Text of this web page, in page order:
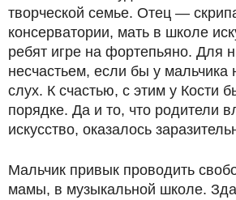
творческой семье. Отец —
консерватории, мать в школе
ребят игре на фортепьяно. Для
несчастьем, если бы у мальчика
слух. К счастью, с этим у Кости
порядке. Да и то, что родители
искусство, оказалось
Мальчик привык проводить
мамы, в музыкальной школе.